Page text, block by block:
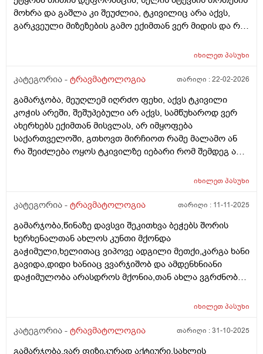
მოხრა და გაშლა კი შეუძლია, ტკივილიც არა აქვს,
გარკვეული მიზეზების გამო ექიმთან ვერ მიდის და რა
იხილეთპასუხი
კატეგორია - ტრავმატოლოგია თარიღი :22-02-2026
გამარჯობა, მეუღლემ იღრძო ფეხი, აქვს ტკივილი
კოჭის არეში, შეშუპებული არ აქვს, სამწუხაროდ ვერ
ახერხებს ექიმთან მისვლას, არ იმყოფება
საქართველოში, გთხოვთ მირჩიოთ რამე მალამო ან
რა შეიძლება ოყოს ტკივილზე იებარი რომ შემდეგ არ
ვენების ოპერაცია აქვს გაკეთებული წინასწარ დიდი
იხილეთპასუხი
კატეგორია - ტრავმატოლოგია თარიღი : 11-11-2025
გამარჯობა,წინაზე დავსვი შეკითხვა ბეჭებს შორის
ხერხენალთან ახლოს კუნთი მქონდა
გაჭიმული,ხელითაც ვიპოვე ადგილი მეთქი,კარგა ხანი
გავიდა,დიდი ხანიაც ვვარჯიშობ და ამდენხნიანი
დაჭიმულობა არასდროს მქონია,თან ახლა ვგრძნობ
გაშეშება რომ იცი,კისრის კუნთიდან დაწყებული
ხერხემლის გბერდით,იქედან აქედან,ცოტათი კისერიც
იხილეთპასუხი
კატეგორია - ტრავმატოლოგია თარიღი :31-10-2025
გამარჯობა,ვარ ფიზიკურად აქტიური,სახლის